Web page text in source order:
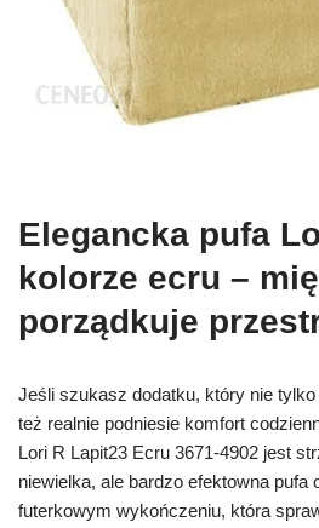
Elegancka pufa
kolorze ecru –
porządkuje
Jeśli szukasz dodatku, który nie tylko
też realnie podniesie komfort
Lori R Lapit23 Ecru 3671-4902 jest
niewielka, ale bardzo efektowna pufa
futerkowym wykończeniu, która